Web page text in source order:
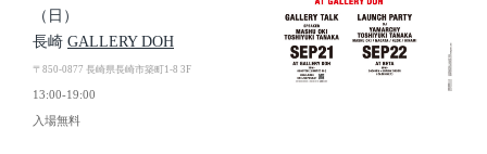
（日）
長崎 GALLERY DOH
〒850-0877 長崎県長崎市築町1-8 3F
13:00-19:00
入場無料